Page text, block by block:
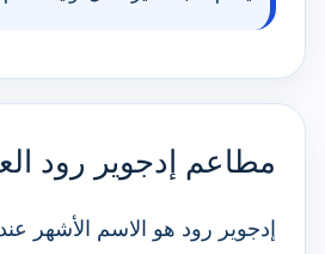
مطاعم إدجوير رود
إدجوير رود هو الاسم الأشهر